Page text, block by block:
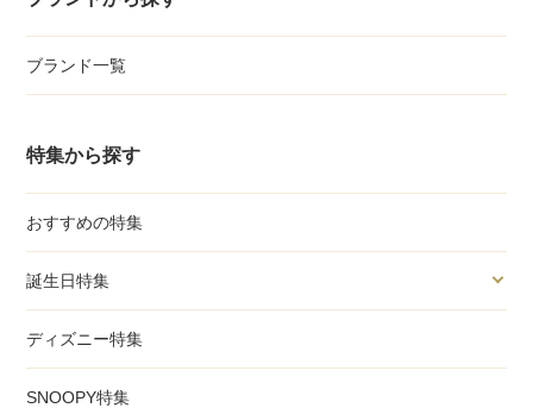
ブランド一覧
特集から探す
おすすめの特集
誕生日特集
ディズニー特集
SNOOPY特集